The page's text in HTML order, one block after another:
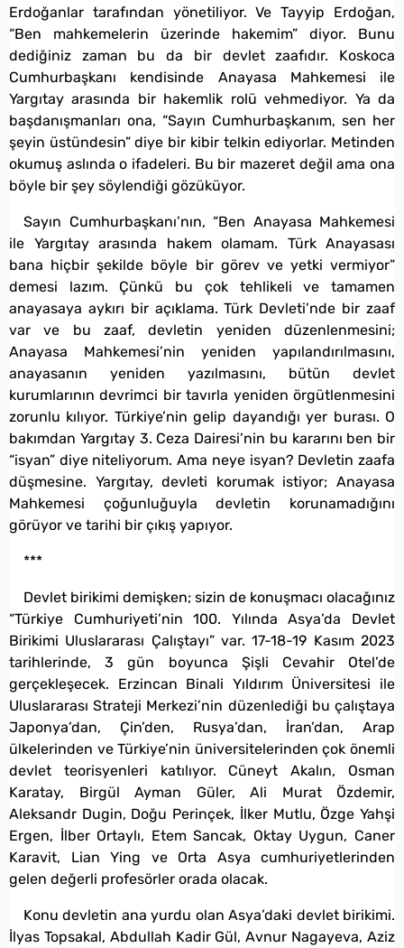
Erdoğanlar tarafından yönetiliyor. Ve Tayyip Erdoğan,
“Ben mahkemelerin üzerinde hakemim” diyor. Bunu
dediğiniz zaman bu da bir devlet zaafıdır. Koskoca
Cumhurbaşkanı kendisinde Anayasa Mahkemesi ile
Yargıtay arasında bir hakemlik rolü vehmediyor. Ya da
başdanışmanları ona, “Sayın Cumhurbaşkanım, sen her
şeyin üstündesin” diye bir kibir telkin ediyorlar. Metinden
okumuş aslında o ifadeleri. Bu bir mazeret değil ama ona
böyle bir şey söylendiği gözüküyor.
Sayın Cumhurbaşkanı’nın, “Ben Anayasa Mahkemesi
ile Yargıtay arasında hakem olamam. Türk Anayasası
bana hiçbir şekilde böyle bir görev ve yetki vermiyor”
demesi lazım. Çünkü bu çok tehlikeli ve tamamen
anayasaya aykırı bir açıklama. Türk Devleti’nde bir zaaf
var ve bu zaaf, devletin yeniden düzenlenmesini;
Anayasa Mahkemesi’nin yeniden yapılandırılmasını,
anayasanın yeniden yazılmasını, bütün devlet
kurumlarının devrimci bir tavırla yeniden örgütlenmesini
zorunlu kılıyor. Türkiye’nin gelip dayandığı yer burası. O
bakımdan Yargıtay 3. Ceza Dairesi’nin bu kararını ben bir
“isyan” diye niteliyorum. Ama neye isyan? Devletin zaafa
düşmesine. Yargıtay, devleti korumak istiyor; Anayasa
Mahkemesi çoğunluğuyla devletin korunamadığını
görüyor ve tarihi bir çıkış yapıyor.
***
Devlet birikimi demişken; sizin de konuşmacı olacağınız
“Türkiye Cumhuriyeti’nin 100. Yılında Asya’da Devlet
Birikimi Uluslararası Çalıştayı” var. 17-18-19 Kasım 2023
tarihlerinde, 3 gün boyunca Şişli Cevahir Otel’de
gerçekleşecek. Erzincan Binali Yıldırım Üniversitesi ile
Uluslararası Strateji Merkezi’nin düzenlediği bu çalıştaya
Japonya’dan, Çin’den, Rusya’dan, İran’dan, Arap
ülkelerinden ve Türkiye’nin üniversitelerinden çok önemli
devlet teorisyenleri katılıyor. Cüneyt Akalın, Osman
Karatay, Birgül Ayman Güler, Ali Murat Özdemir,
Aleksandr Dugin, Doğu Perinçek, İlker Mutlu, Özge Yahşi
Ergen, İlber Ortaylı, Etem Sancak, Oktay Uygun, Caner
Karavit, Lian Ying ve Orta Asya cumhuriyetlerinden
gelen değerli profesörler orada olacak.
Konu devletin ana yurdu olan Asya’daki devlet birikimi.
İlyas Topsakal, Abdullah Kadir Gül, Avnur Nagayeva, Aziz